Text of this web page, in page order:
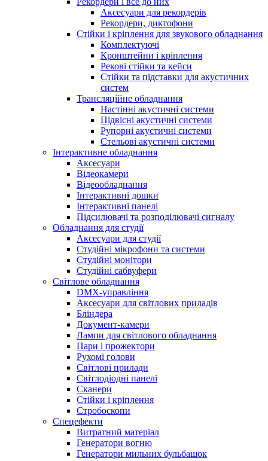
Аксесуари для рекордерів
Рекордери, диктофони
Стійки і кріплення для звукового обладнання
Комплектуючі
Кронштейни і кріплення
Рекові стійки та кейси
Стійки та підставки для акустичних
систем
Трансляційне обладнання
Настінні акустичні системи
Підвісні акустичні системи
Рупорні акустичні системи
Стельові акустичні системи
Інтерактивне обладнання
Аксесуари
Відеокамери
Відеообладнання
Інтерактивні дошки
Інтерактивні панелі
Підсилювачі та розподілювачі сигналу
Обладнання для студії
Аксесуари для студії
Студійні мікрофони та системи
Студійні монітори
Студійні сабвуфери
Світлове обладнання
DMX-управління
Аксесуари для світлових приладів
Бліндера
Документ-камери
Лампи для світлового обладнання
Пари і прожектори
Рухомі голови
Світлові прилади
Світлодіодні панелі
Сканери
Стійки і кріплення
Стробоскопи
Спецефекти
Витратний матеріал
Генератори вогню
Генератори мильних бульбашок